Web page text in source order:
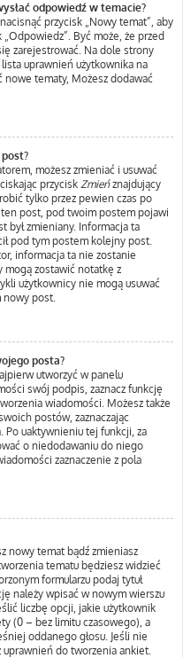
odpowiedź w temacie?
przycisk „Nowy temat”, aby
Być może, że przed
zarejestrować. Na dole strony
uprawnień użytkownika na
nowe tematy, Możesz dodawać
możesz zmieniać i usuwać
przycisk Zmieńznajdujący
tylko przez pewien czas po
ten post, pod twoim postem pojawi
był zmieniany. Informacja ta
pod tym postem kolejny post.
informacja ta nie zostanie
zostawić notatkę z
użytkownicy nie mogą usuwać
nowy post.
posta?
utworzyć w panelu
swój podpis, zaznacz funkcję
wiadomości. Możesz także
postów, zaznaczając
uaktywnieniu tej funkcji, za
o niedodawaniu do niego
zaznaczenie z pola
nowy temat bądź zmieniasz
tematu będziesz widzieć
formularzu podaj tytuł
należy wpisać w nowym wierszu
liczbę opcji, jakie użytkownik
(0 – bez limitu czasowego), a
oddanego głosu. Jeśli nie
do tworzenia ankiet.